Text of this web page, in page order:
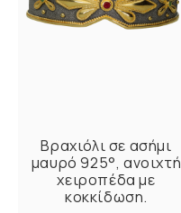
Βραχιόλι σε ασήμι
μαυρό 925°, ανοιχτή
χειροπέδα με
κοκκίδωση.